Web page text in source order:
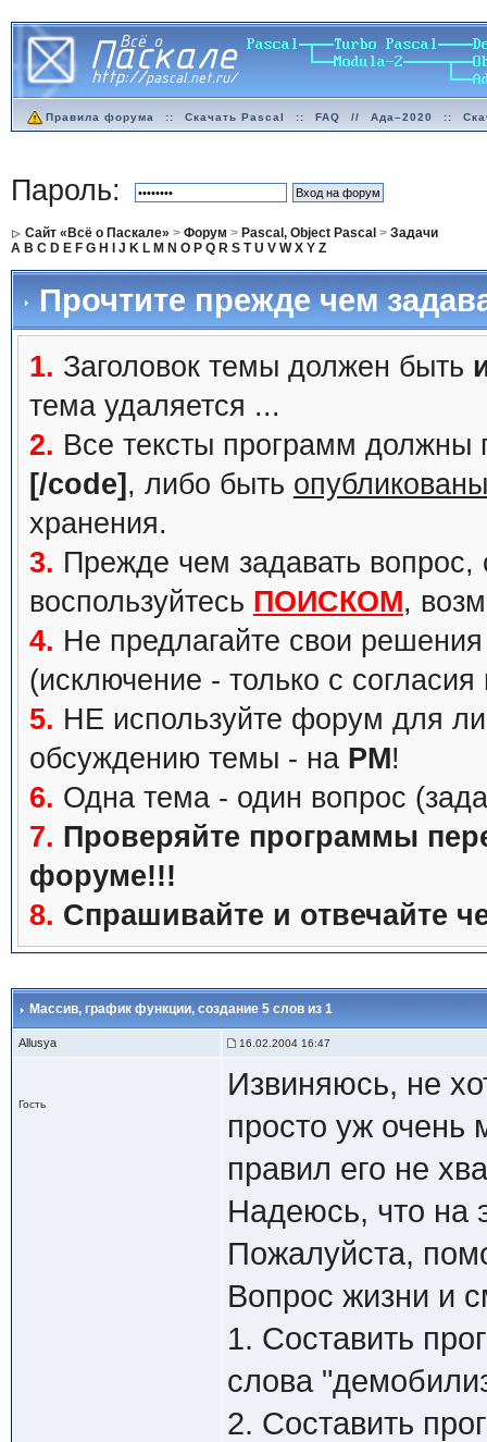
Правила форума :: Скачать Pascal :: FAQ // Ада–2020 ::
Пароль:
Сайт «Всё о Паскале» > Форум > Pascal, Object Pascal > Задачи
A B C D E F G H J K L M N O P Q R S T U V W X Y Z
Прочтите прежде чем
1. Заголовок темы должен быть
тема удаляется ...
2. Все тексты программ должны
[/code] , либо быть
хранения.
3. Прежде чем задавать вопрос,
воспользуйтесь ПОИСКОМ,
4. Не предлагайте свои
(исключение - только с
5. НЕ используйте форум для
обсуждению темы - на PM!
6. Одна тема - один вопрос
7. Проверяйте программы
форуме!!!
8. Спрашивайте и отвечайте
Массив, график функции, создание 5 слов из 1
Allusya 16.02.2004 16:47
Гость
Извиняюсь, не
просто уж очень
правил его не
Надеюсь, что на
Пожалуйста,
Вопрос жизни и
1. Составить
слова
2. Составить